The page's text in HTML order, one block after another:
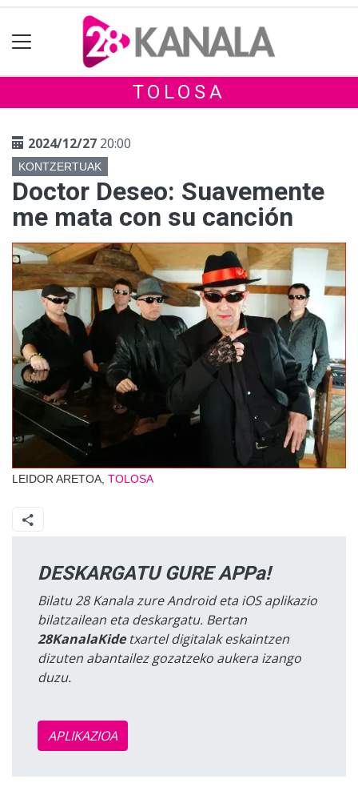
TOLOSA
2024/12/27 20:00
KONTZERTUAK
Doctor Deseo: Suavemente
me mata con su canción
LEIDOR ARETOA, TOLOSA
DESKARGATU GURE APPa!
Bilatu 28 Kanala zure Android eta iOS aplikazio
bilatzailean eta deskargatu. Bertan
28KanalaKidetxartel digitalak eskaintzen
dizuten abantailez gozatzeko aukera izango
duzu.
APLIKAZIOA